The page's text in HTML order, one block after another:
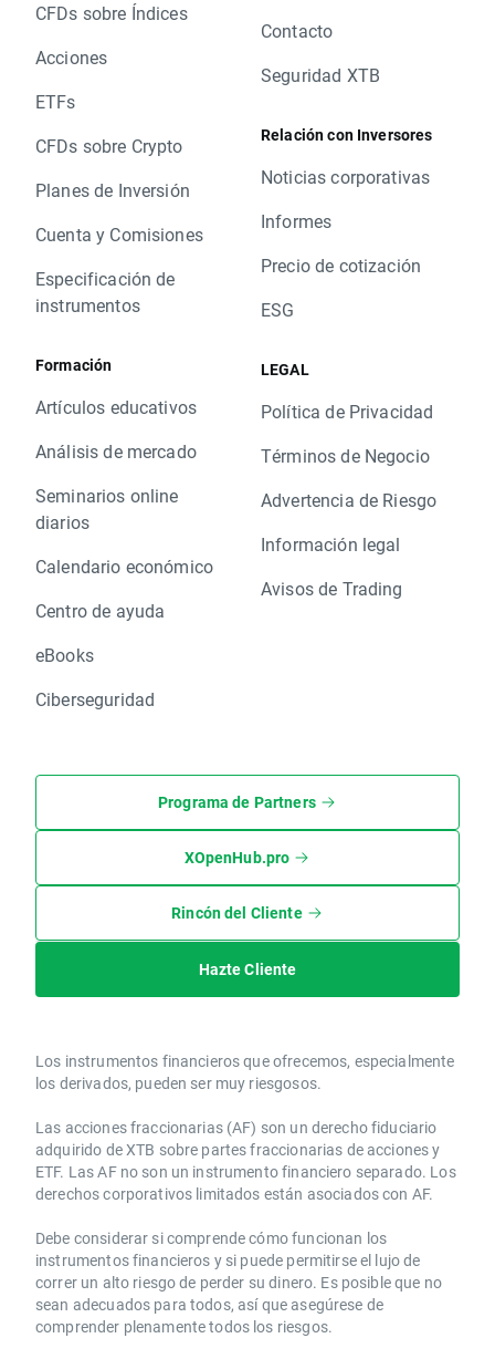
CFDs sobre Índices
Acciones
ETFs
CFDs sobre Crypto
Planes de Inversión
Cuenta y Comisiones
Especificación de
instrumentos
Formación
Artículos educativos
Análisis de mercado
Seminarios online
diarios
Calendario económico
Centro de ayuda
eBooks
Ciberseguridad
Contacto
Seguridad XTB
Relación con Inversores
Noticias corporativas
Informes
Precio de cotización
ESG
LEGAL
Política de Privacidad
Términos de Negocio
Advertencia de Riesgo
Información legal
Avisos de Trading
Programa de Partners
XOpenHub.pro
Rincón del Cliente
Hazte Cliente
Los instrumentos financieros que ofrecemos, especialmente
los derivados, pueden ser muy riesgosos.
Las acciones fraccionarias (AF) son un derecho fiduciario
adquirido de XTB sobre partes fraccionarias de acciones y
ETF. Las AF no son un instrumento financiero separado. Los
derechos corporativos limitados están asociados con AF.
Debe considerar si comprende cómo funcionan los
instrumentos financieros y si puede permitirse el lujo de
correr un alto riesgo de perder su dinero. Es posible que no
sean adecuados para todos, así que asegúrese de
comprender plenamente todos los riesgos.